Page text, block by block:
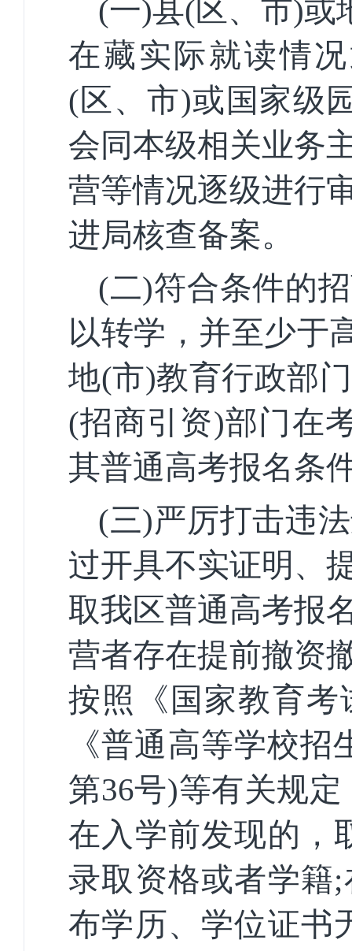
(一)县(区、市)或
在藏实际就读情
(区、市)或国家级
会同本级相关业务
营等情况逐级进行
进局核查备案。
(二)符合条件的
以转学，并至少于
地(市)教育行政部
(招商引资)部门在
其普通高考报名条
(三)严厉打击违
过开具不实证明、
取我区普通高考报
营者存在提前撤资
按照《国家教育
《普通高等学校
第36号)等有关规
在入学前发现的，
录取资格或者学籍
布学历、学位证书